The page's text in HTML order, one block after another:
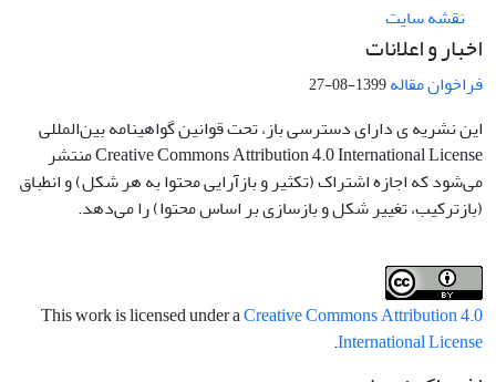
نقشه سایت
اخبار و اعلانات
فراخوان مقاله1399-08-27
این نشریه ی دارای دسترسی باز، تحت قوانین گواهینامه بین‌المللی
Creative Commons Attribution 4.0 International License منتشر
می‌شود که اجازه اشتراک (تکثیر و بازآرایی محتوا به هر شکل) و انطباق
(بازترکیب، تغییر شکل و بازسازی بر اساس محتوا) را می‌دهد.
This work is licensed under aCreative Commons Attribution 4.0
International License
.